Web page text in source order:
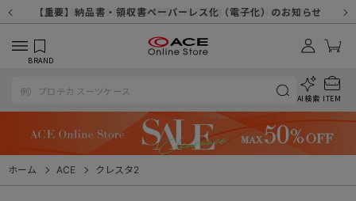
【重要】8/11（火・祝）休業及び配送スケジュールについて
【重要】令和８年熊本地震に伴う配送への影響について
【重要】納品書・領収書ペーパーレス化（電子化）のお知らせ
【重要】天候不良や交通状況・物量増等に伴う配送への影響について
【重要】悪質な詐欺サイトにご注意ください
【重要】各種メールが届かない場合に関しまして
【重要】お問い合わせのご対応に関しまして
【重要】SNSのなりすまし詐欺にご注意ください
BRAND
AI検索 ITEM
ホーム ACE クレスタ2